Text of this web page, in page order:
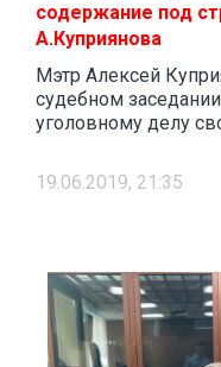
содержание под
А.Куприянова
Мэтр Алексей
судебном
уголовному делу
19.06.2019, 21:35